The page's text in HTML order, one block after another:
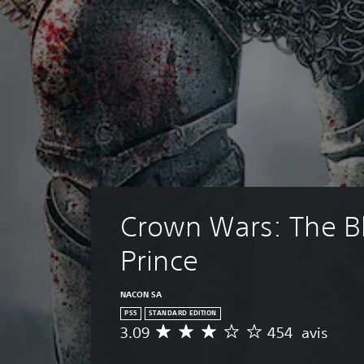
Crown Wars: The
Prince
NACON SA
PS5 STANDARD EDITION
M
3.09 454 avis